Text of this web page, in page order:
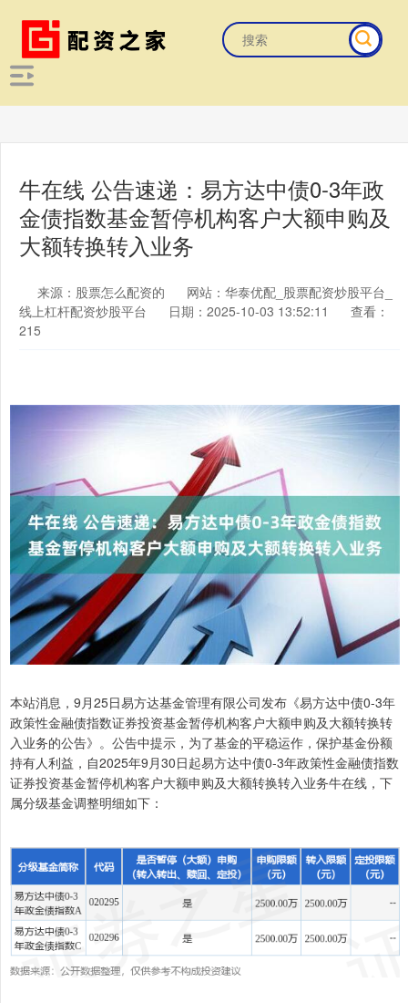
牛在线 公告速递：易方达中债0-3年政
金债指数基金暂停机构客户大额申购及
大额转换转入业务
来源：股票怎么配资的
网站：华泰优配_股票配资炒股平台_
线上杠杆配资炒股平台
日期：2025-10-03 13:52:11
查看：
215
本站消息，9月25日易方达基金管理有限公司发布《易方达中债0-3年
政策性金融债指数证券投资基金暂停机构客户大额申购及大额转换转
入业务的公告》。公告中提示，为了基金的平稳运作，保护基金份额
持有人利益，自2025年9月30日起易方达中债0-3年政策性金融债指数
证券投资基金暂停机构客户大额申购及大额转换转入业务牛在线，下
属分级基金调整明细如下：